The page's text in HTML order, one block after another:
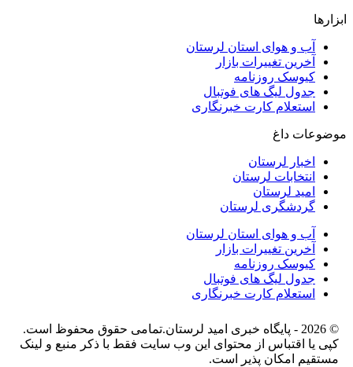
ابزارها
آب و هوای استان لرستان
آخرین تغییرات بازار
کیوسک روزنامه
جدول لیگ های فوتبال
استعلام کارت خبرنگاری
موضوعات داغ
اخبار لرستان
انتخابات لرستان
امید لرستان
گردشگری لرستان
آب و هوای استان لرستان
آخرین تغییرات بازار
کیوسک روزنامه
جدول لیگ های فوتبال
استعلام کارت خبرنگاری
© 2026 - پایگاه خبری اميد لرستان.تمامی حقوق محفوظ است.
کپی یا اقتباس از محتوای این وب سایت فقط با ذکر منبع و لینک
مستقیم امکان پذیر است.